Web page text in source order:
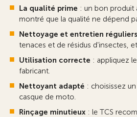
La qualité prime : un bon produit
montré que la qualité ne dépend
Nettoyage et entretien réguliers
tenaces et de résidus d'insectes,
Utilisation correcte : appliquez
fabricant.
Nettoyant adapté : choisissez
casque de moto.
Rinçage minutieux : le TCS